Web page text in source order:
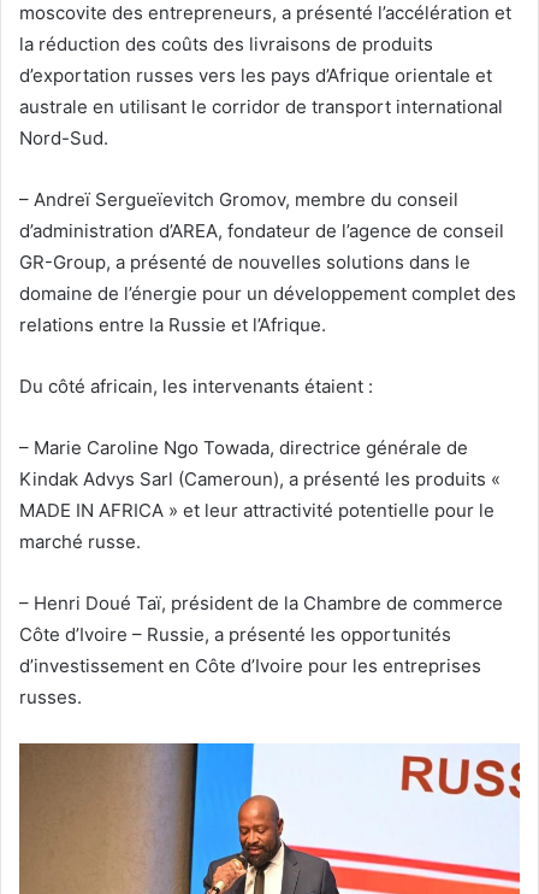
moscovite des entrepreneurs, a présenté l’accélération et
la réduction des coûts des livraisons de produits
d’exportation russes vers les pays d’Afrique orientale et
australe en utilisant le corridor de transport international
Nord-Sud.
– Andreï Sergueïevitch Gromov, membre du conseil
d’administration d’AREA, fondateur de l’agence de conseil
GR-Group, a présenté de nouvelles solutions dans le
domaine de l’énergie pour un développement complet des
relations entre la Russie et l’Afrique.
Du côté africain, les intervenants étaient :
– Marie Caroline Ngo Towada, directrice générale de
Kindak Advys Sarl (Cameroun), a présenté les produits «
MADE IN AFRICA » et leur attractivité potentielle pour le
marché russe.
– Henri Doué Taï, président de la Chambre de commerce
Côte d’Ivoire – Russie, a présenté les opportunités
d’investissement en Côte d’Ivoire pour les entreprises
russes.